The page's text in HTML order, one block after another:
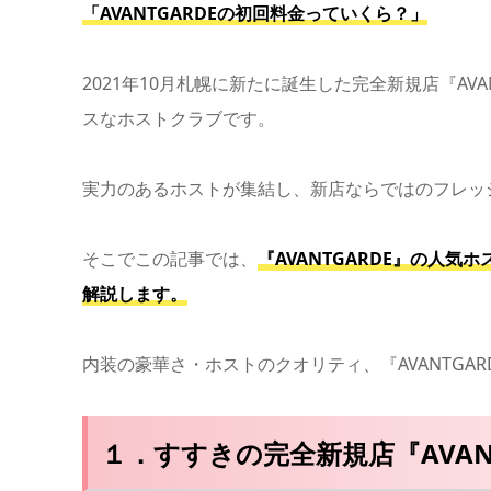
「AVANTGARDEの初回料金っていくら？」
2021年10月札幌に新たに誕生した完全新規店『
スなホストクラブです。
実力のあるホストが集結し、新店ならではのフレ
そこでこの記事では、 『AVANTGARDE』の人気
解説します。
内装の豪華さ・ホストのクオリティ、『
１．すすきの完全新規店『